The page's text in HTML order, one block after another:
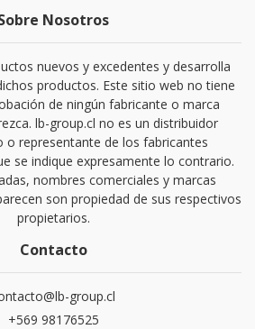
Nosotros
nuevos y excedentes y desarrolla
productos. Este sitio web no tiene
de ningún fabricante o marca
lb-group.cl no es un distribuidor
o representante de los fabricantes
se indique expresamente lo contrario.
nombres comerciales y marcas
son propiedad de sus respectivos
propietarios.
Contacto
group.cl
+569 98176525